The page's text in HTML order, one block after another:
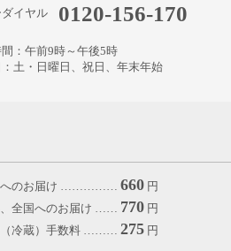
イヤル 0120-156-170
：午前9時～午後5時
土・日曜日、祝日、年末年始
へのお届け …………… 660 円
、全国へのお届け …… 770 円
（冷蔵）手数料 ……… 275 円